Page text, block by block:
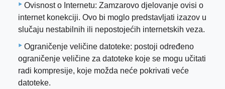
Ovisnost o Internetu: Zamzarovo djelovanje ovisi o
internet konekciji. Ovo bi moglo predstavljati izazov u
slučaju nestabilnih ili nepostojećih internetskih veza.
Ograničenje veličine datoteke: postoji određeno
ograničenje veličine za datoteke koje se mogu učitati
radi kompresije, koje možda neće pokrivati ​​veće
datoteke.